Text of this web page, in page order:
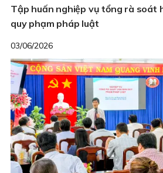
Tập huấn nghiệp vụ tổng rà soát
quy phạm pháp luật
03/06/2026